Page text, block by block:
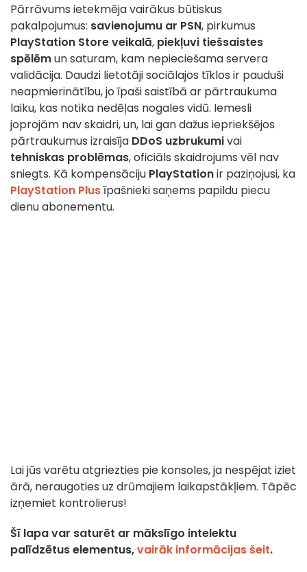
Pārrāvums ietekmēja vairākus būtiskus
pakalpojumus: savienojumu ar PSN, pirkumus
PlayStation Store veikalā, piekļuvi tiešsaistes
spēlēmun saturam, kam nepieciešama servera
validācija. Daudzi lietotāji sociālajos tīklos ir pauduši
neapmierinātību, jo īpaši saistībā ar pārtraukuma
laiku, kas notika nedēļas nogales vidū. Iemesli
joprojām nav skaidri, un, lai gan dažus iepriekšējos
pārtraukumus izraisīja DDoS uzbrukumivai
tehniskas problēmas, oficiāls skaidrojums vēl nav
sniegts. Kā kompensāciju PlayStationir paziņojusi, ka
PlayStation Plusīpašnieki saņems papildu piecu
dienu abonementu.
Lai jūs varētu atgriezties pie konsoles, ja nespējat iziet
ārā, neraugoties uz drūmajiem laikapstākļiem. Tāpēc
izņemiet kontrolierus!
Šī lapa var saturēt ar mākslīgo intelektu
palīdzētus elementus,vairāk informācijas šeit.